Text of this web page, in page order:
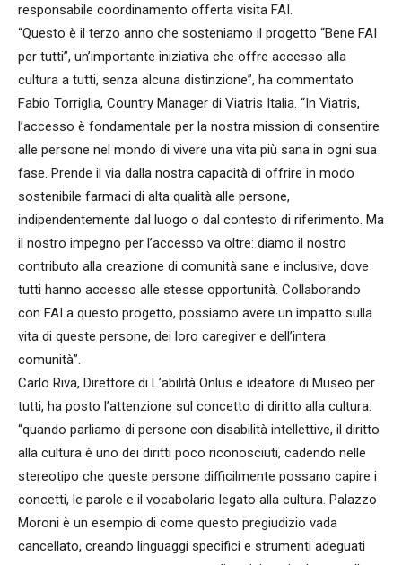
responsabile coordinamento offerta visita FAI.
“Questo è il terzo anno che sosteniamo il progetto “Bene FAI
per tutti”, un’importante iniziativa che offre accesso alla
cultura a tutti, senza alcuna distinzione”, ha commentato
Fabio Torriglia, Country Manager di Viatris Italia. “In Viatris,
l’accesso è fondamentale per la nostra mission di consentire
alle persone nel mondo di vivere una vita più sana in ogni sua
fase. Prende il via dalla nostra capacità di offrire in modo
sostenibile farmaci di alta qualità alle persone,
indipendentemente dal luogo o dal contesto di riferimento. Ma
il nostro impegno per l’accesso va oltre: diamo il nostro
contributo alla creazione di comunità sane e inclusive, dove
tutti hanno accesso alle stesse opportunità. Collaborando
con FAI a questo progetto, possiamo avere un impatto sulla
vita di queste persone, dei loro caregiver e dell’intera
comunità”.
Carlo Riva, Direttore di L’abilità Onlus e ideatore di Museo per
tutti, ha posto l’attenzione sul concetto di diritto alla cultura:
“quando parliamo di persone con disabilità intellettive, il diritto
alla cultura è uno dei diritti poco riconosciuti, cadendo nelle
stereotipo che queste persone difficilmente possano capire i
concetti, le parole e il vocabolario legato alla cultura. Palazzo
Moroni è un esempio di come questo pregiudizio vada
cancellato, creando linguaggi specifici e strumenti adeguati